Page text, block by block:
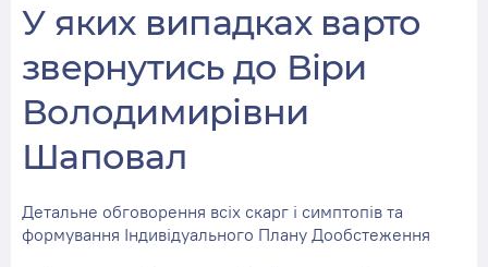
У яких випадках варто
звернутись до Віри
Володимирівни
Шаповал
Детальне обговорення всіх скарг і симптопів та
формування Індивідуального Плану Дообстеження